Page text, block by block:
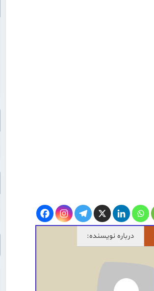
درباره نویسنده: